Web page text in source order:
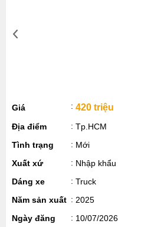
Giá 420 triệu
Địa điểm
Tp.HCM
Tình trạng
Mới
Xuất xứ
Nhập khẩu
Dáng xe
Truck
Năm sản xuất
2025
Ngày đăng
10/07/2026